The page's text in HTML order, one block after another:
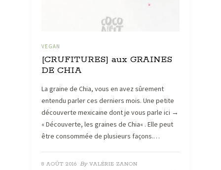
VEGAN
[CRUFITURES] aux GRAINES
DE CHIA
La graine de Chia, vous en avez sûrement
entendu parler ces derniers mois. Une petite
découverte mexicaine dont je vous parle ici →
« Découverte, les graines de Chia« . Elle peut
être consommée de plusieurs façons.…
8 AOÛT 2016 By VALÉRIE ZANON